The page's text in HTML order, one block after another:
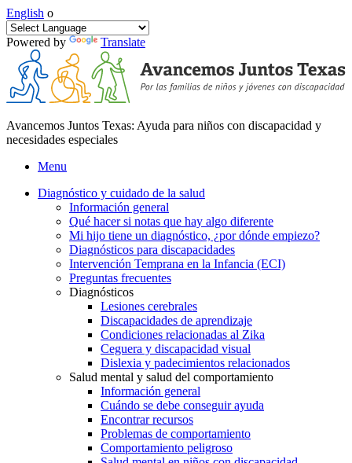
English o
Powered by Translate
Avancemos Juntos Texas: Ayuda para niños con discapacidad y
necesidades especiales
Menu
Diagnóstico y cuidado de la salud
Información general
Qué hacer si notas que hay algo diferente
Mi hijo tiene un diagnóstico, ¿por dónde empiezo?
Diagnósticos para discapacidades
Intervención Temprana en la Infancia (ECI)
Preguntas frecuentes
Diagnósticos
Lesiones cerebrales
Discapacidades de aprendizaje
Condiciones relacionadas al Zika
Ceguera y discapacidad visual
Dislexia y padecimientos relacionados
Salud mental y salud del comportamiento
Información general
Cuándo se debe conseguir ayuda
Encontrar recursos
Problemas de comportamiento
Comportamiento peligroso